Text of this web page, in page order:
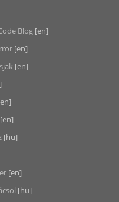
Blog [en]
[en]
[en]
[en]
[hu]
[en]
[hu]